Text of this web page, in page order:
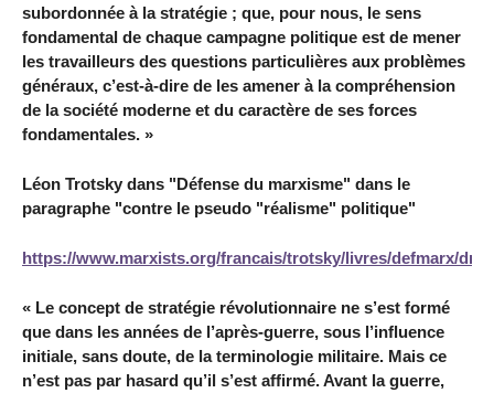
subordonnée à la stratégie ; que, pour nous, le sens
fondamental de chaque campagne politique est de mener
les travailleurs des questions particulières aux problèmes
généraux, c’est-à-dire de les amener à la compréhension
de la société moderne et du caractère de ses forces
fondamentales. »
Léon Trotsky dans "Défense du marxisme" dans le
paragraphe "contre le pseudo "réalisme" politique"
https://www.marxists.org/francais/trotsky/livres/defmarx/
« Le concept de stratégie révolutionnaire ne s’est formé
que dans les années de l’après-guerre, sous l’influence
initiale, sans doute, de la terminologie militaire. Mais ce
n’est pas par hasard qu’il s’est affirmé. Avant la guerre,